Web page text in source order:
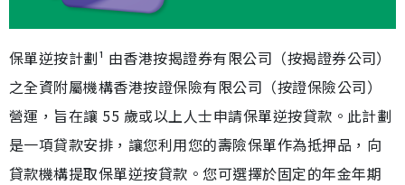
保單逆按計劃¹ 由香港按揭證券有限公司（按揭證券公司）
之全資附屬機構香港按證保險有限公司（按證保險公司）
營運，旨在讓 55 歲或以上人士申請保單逆按貸款。此計劃
是一項貸款安排，讓您利用您的壽險保單作為抵押品，向
貸款機構提取保單逆按貸款。您可選擇於固定的年金年期